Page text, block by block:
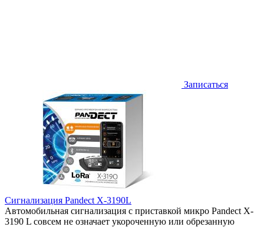
Записаться
Сигнализация Pandect X-3190L
Автомобильная сигнализация с приставкой микро Pandect X-
3190 L совсем не означает укороченную или обрезанную